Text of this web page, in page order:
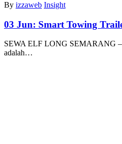
By izzaweb Insight
03 Jun: Smart Towing
SEWA ELF LONG SEMARANG –
adalah…